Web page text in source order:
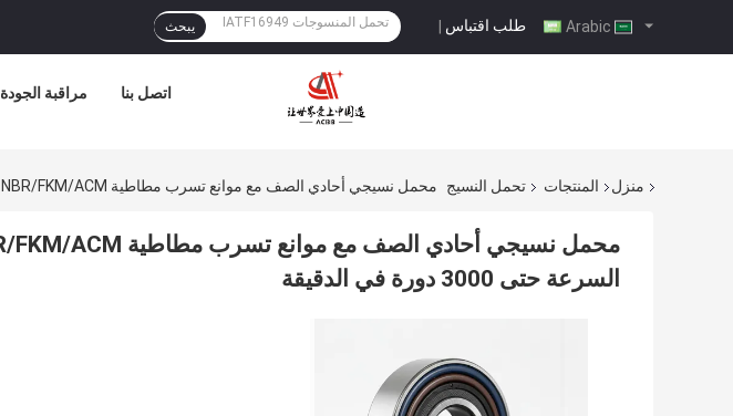
طلب اقتباس | يبحث
مراقبة الجودة اتصل بنا
منزل المنتجات تحمل النسيج محمل نسيجي أحادي الصف مع موانع تسرب مطاطية NBR/FKM/ACM للتطبيقات عالية السرعة حتى 3000 دورة في الدقيقة
السرعة حتى 3000 دورة في الدقيقة